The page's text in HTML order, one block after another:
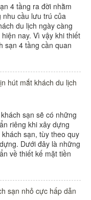
4 tầng ra đời nhằm
nhu cầu lưu trú của
du lịch ngày càng
nay. Vì vậy khi thiết
sạn 4 tầng cần quan
bị phòng tắm
hút mắt khách du lịch
sạn sẽ có những
riêng khi xây dựng
khách sạn, tùy theo quy
Dưới đây là những
về thiết kế mặt tiền
sạn nhỏ cực hấp dẫn